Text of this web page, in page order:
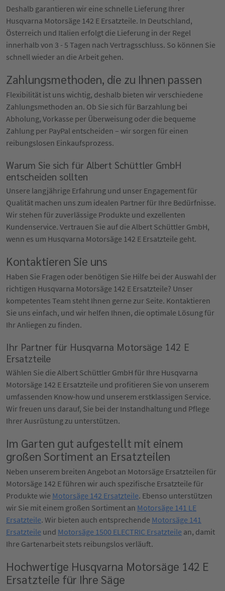
Deshalb garantieren wir eine schnelle Lieferung Ihrer
Husqvarna Motorsäge 142 E Ersatzteile. In Deutschland,
Österreich und Italien erfolgt die Lieferung in der Regel
innerhalb von 3 - 5 Tagen nach Vertragsschluss. So können Sie
schnell wieder an die Arbeit gehen.
Zahlungsmethoden, die zu Ihnen passen
Flexibilität ist uns wichtig, deshalb bieten wir verschiedene
Zahlungsmethoden an. Ob Sie sich für Barzahlung bei
Abholung, Vorkasse per Überweisung oder die bequeme
Zahlung per PayPal entscheiden – wir sorgen für einen
reibungslosen Einkaufsprozess.
Warum Sie sich für Albert Schüttler GmbH
entscheiden sollten
Unsere langjährige Erfahrung und unser Engagement für
Qualität machen uns zum idealen Partner für Ihre Bedürfnisse.
Wir stehen für zuverlässige Produkte und exzellenten
Kundenservice. Vertrauen Sie auf die Albert Schüttler GmbH,
wenn es um Husqvarna Motorsäge 142 E Ersatzteile geht.
Kontaktieren Sie uns
Haben Sie Fragen oder benötigen Sie Hilfe bei der Auswahl der
richtigen Husqvarna Motorsäge 142 E Ersatzteile? Unser
kompetentes Team steht Ihnen gerne zur Seite. Kontaktieren
Sie uns einfach, und wir helfen Ihnen, die optimale Lösung für
Ihr Anliegen zu finden.
Ihr Partner für Husqvarna Motorsäge 142 E
Ersatzteile
Wählen Sie die Albert Schüttler GmbH für Ihre Husqvarna
Motorsäge 142 E Ersatzteile und profitieren Sie von unserem
umfassenden Know-how und unserem erstklassigen Service.
Wir freuen uns darauf, Sie bei der Instandhaltung und Pflege
Ihrer Ausrüstung zu unterstützen.
Im Garten gut aufgestellt mit einem
großen Sortiment an Ersatzteilen
Neben unserem breiten Angebot an Motorsäge Ersatzteilen für
Motorsäge 142 E führen wir auch spezifische Ersatzteile für
Produkte wie Motorsäge 142 Ersatzteile. Ebenso unterstützen
wir Sie mit einem großen Sortiment an Motorsäge 141 LE
Ersatzteile. Wir bieten auch entsprechende Motorsäge 141
Ersatzteile und Motorsäge 1500 ELECTRIC Ersatzteile an, damit
Ihre Gartenarbeit stets reibungslos verläuft.
Hochwertige Husqvarna Motorsäge 142 E
Ersatzteile für Ihre Säge